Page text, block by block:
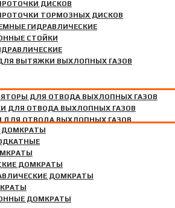
ДИСКОВ
ТОРМОЗНЫХ ДИСКОВ
ГИДРАВЛИЧЕСКИЕ
СТОЙКИ
ВЫТЯЖКИ ВЫХЛОПНЫХ ГАЗОВ
ДЛЯ ОТВОДА ВЫХЛОПНЫХ ГАЗОВ
ДЛЯ ОТВОДА ВЫХЛОПНЫХ ГАЗОВ
ДЛЯ ОТВОДА ВЫХЛОПНЫХ ГАЗОВ
ДОМКРАТЫ
ДОМКРАТЫ
ДОМКРАТЫ
ДОМКРАТЫ
ЗАМЕНЫ МАСЛА И ТЕХНИЧЕСКИХ ЖИДКОСТЕЙ